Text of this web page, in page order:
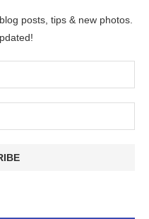
posts, tips & new photos.